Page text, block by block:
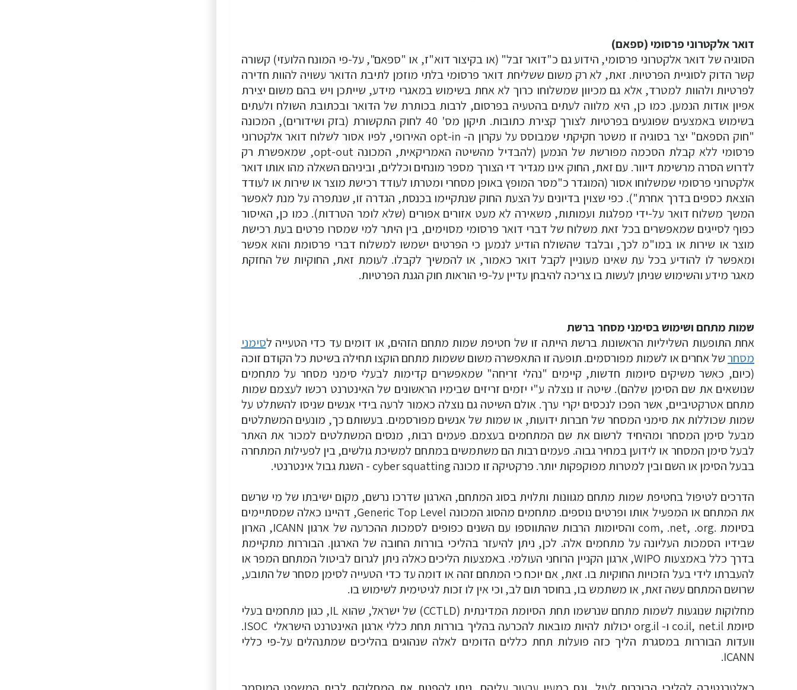
דואר אלקטרוני פרסומי (ספאם)
הסוגיה של דואר אלקטרוני פרסומי, הידוע גם כ"דואר זבל" (או בקיצור דוא"ז, או "ספאם", על-פי המונח הלועזי) קשורה
קשר הדוק לסוגיית הפרטיות. זאת, לא רק משום ששליחת דואר פרסומי בלתי מוזמן לתיבת הדואר עשויה להוות חדירה
לפרטיות ולהוות למטרד, אלא גם מכיוון שמשלוחו כרוך לא אחת בשימוש במאגרי מידע, שייתכן ויש בהם משום יצירת
אפיון אודות הנמען. כמו כן, היא מלווה לעתים בהטעיה בפרסום, לרבות בכותרת של הדואר ובכתובת השולח ולעתים
בשימוש באמצעים שפוגעים בפרטיות לצורך קצירת כתובות. תיקון מס' 40 לחוק התקשורת (בזק ושידורים), המכונה
"חוק הספאם" יצר בסוגיה זו משטר חקיקתי שמבוסס על עקרון ה- opt-in האירופי, לפיו אסור לשלוח דואר אלקטרוני
פרסומי ללא קבלת הסכמה מפורשת של הנמען (להבדיל מהשיטה האמריקאית, המכונה opt-out, שמאפשרת רק
לדרוש הסרה מרשימת דיוור. עם זאת, החוק אינו מגדיר די הצורך מספר מונחים וכללים, וביניהם השאלה מהו אותו דואר
אלקטרוני פרסומי שמשלוחו אסור (המוגדר כ"מסר המופץ באופן מסחרי ומטרתו לעודד רכישת מוצר או שירות או לעודד
הוצאת כספים בדרך אחרת"). כפי שצוין בדיונים על הצעת החוק שנתקיימו בכנסת, הגדרה זו, שנתפרה על מנת לאפשר
המשך משלוח דואר על-ידי מפלגות ועמותות, משאירה לא מעט אזורים אפורים (שלא לומר הטרדות). כמו כן, האיסור
כפוף לסייגים שמאפשרים בכל זאת משלוח של דברי דואר פרסומי מסוימים, בין היתר למי שמסרו פרטים בעת רכישת
מוצר או שירות או במו"מ לכך, ובלבד שהשולח הודיע לנמען כי הפרטים ישמשו למשלוח דברי פרסומת והוא אפשר
ומאפשר לו להודיע בכל עת שאינו מעוניין לקבל דואר כאמור, או להמשיך לקבלו. לעומת זאת, החוקיות של החזקת
מאגר מידע והשימוש שניתן לעשות בו צריכה להיבחן עדיין על-פי הוראות חוק הגנת הפרטיות.
שמות מתחם ושימוש בסימני מסחר ברשת
אחת התופעות השליליות הראשונות ברשת הייתה זו של חטיפת שמות מתחם הזהים, או דומים עד כדי הטעייה לסימני
מסחרשל אחרים או לשמות מפורסמים. תופעה זו התאפשרה משום ששמות מתחם הוקצו תחילה בשיטת כל הקודם זוכה
(כיום, כאשר משיקים סיומות חדשות, קיימים "נהלי זריחה" שמאפשרים קדימות לבעלי סימני מסחר על מתחמים
שנושאים את שם הסימן שלהם). שיטה זו נוצלה ע"י יזמים זריזים שבימיו הראשונים של האינטרנט רכשו לעצמם שמות
מתחם אטרקטיביים, אשר הפכו לנכסים יקרי ערך. אולם השיטה גם נוצלה כאמור לרעה בידי אנשים שניסו להשתלט על
שמות שכוללות את סימני המסחר של חברות ידועות, או שמות של אנשים מפורסמים. בעשותם כך, מונעים המשתלטים
מבעל סימן המסחר ומהיחיד לרשום את שם המתחמים בעצמם. פעמים רבות, מנסים המשתלטים למכור את האתר
לבעל סימן המסחר או לידוען במחיר גבוה. פעמים רבות הם משתמשים במתחם למשיכת גולשים, בין לפעילות המתחרה
בבעל הסימן או השם ובין למטרות מפוקפקות יותר. פרקטיקה זו מכונה cyber squatting - השגת גבול אינטרנטי.
הדרכים לטיפול בחטיפת שמות מתחם מגוונות ותלוית בסוג המתחם, הארגון שדרכו נרשם, מקום ישיבתו של מי שרשם
את המתחם או המפעיל אותו ופרטים נוספים. מתחמים מהסוג המכונה Generic Top Level, דהיינו כאלה שמסתיימים
בסיומת .com, .net, .org והסיומות הרבות שהתווספו עם השנים כפופים לסמכות ההכרעה של ארגון ICANN, הארון
שבידיו הסמכות העליונה על מתחמים אלה. לכן, ניתן להיעזר בהליכי בוררות החובה של הארגון. הבוררות מתקיימת
בדרך כלל באמצעות WIPO, ארגון הקניין הרוחני העולמי. באמצעות הליכים כאלה ניתן לגרום לביטול המתחם המפר או
להעברתו לידי בעל הזכויות החוקיות בו. זאת, אם יוכח כי המתחם זהה או דומה עד כדי הטעייה לסימן מסחר של התובע,
שרושם המתחם עשה זאת, או משתמש בו, בחוסר תום לב, וכי אין לו זכות לגיטימית לשימוש בו.
מחלוקות שנוגעות לשמות מתחם שנרשמו תחת הסיומת המדינתית (CCTLD) של ישראל, שהוא IL, כגון מתחמים בעלי
סיומת co.il, net.il ו- org.il יכולות להיות מובאות להכרעה בהליך בוררות תחת כללי ארגון האינטרנט הישראלי ISOC.
וועדות הבוררות במסגרת הליך כזה פועלות תחת כללים הדומים לאלה שנהוגים בהליכים שמתנהלים על-פי כללי
ICANN.